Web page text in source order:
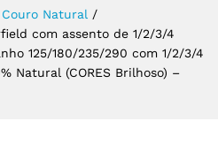
Natural /
com assento de 1/2/3/4
125/180/235/290 com 1/2/3/4
Natural (CORES Brilhoso) –